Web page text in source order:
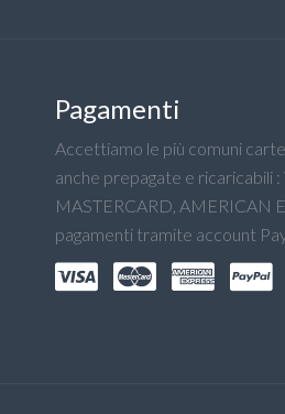
Pagamenti
Accettiamo le più comuni
anche prepagate e ricaricabili :
MASTERCARD, AMERICAN
pagamenti tramite account